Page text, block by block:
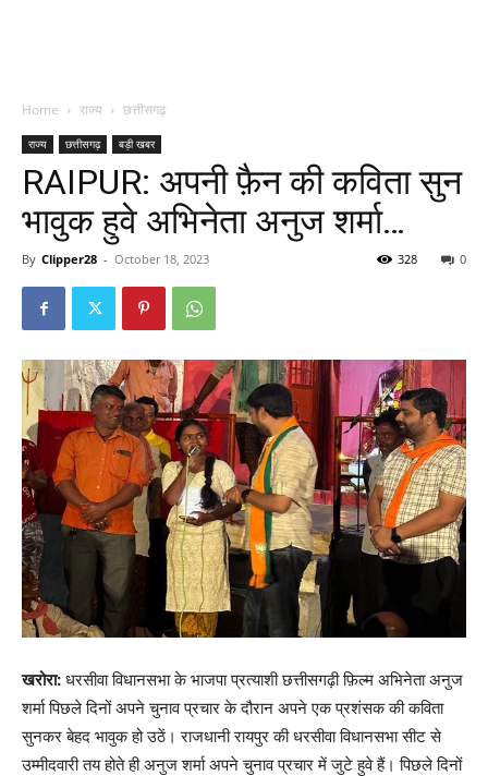
Home राज्य छत्तीसगढ़
राज्य छत्तीसगढ़ बड़ी खबर
RAIPUR: अपनी फ़ैन की कविता सुन
भावुक हुवे अभिनेता अनुज शर्मा…
By Clipper28 - October 18, 2023 0
328
खरोरा: धरसीवा विधानसभा के भाजपा प्रत्याशी छत्तीसगढ़ी फ़िल्म अभिनेता अनुज
शर्मा पिछले दिनों अपने चुनाव प्रचार के दौरान अपने एक प्रशंसक की कविता
सुनकर बेहद भावुक हो उठें। राजधानी रायपुर की धरसीवा विधानसभा सीट से
उम्मीदवारी तय होते ही अनुज शर्मा अपने चुनाव प्रचार में जुटे हुवे हैं। पिछले दिनों